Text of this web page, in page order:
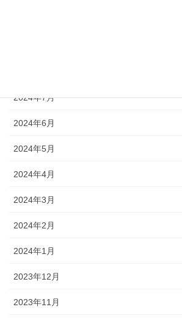
2024年7月
2024年6月
2024年5月
2024年4月
2024年3月
2024年2月
2024年1月
2023年12月
2023年11月